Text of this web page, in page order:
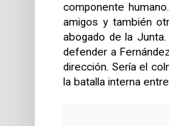
componente
amigos y también
abogado de la
defender a
dirección. Sería el
la batalla interna